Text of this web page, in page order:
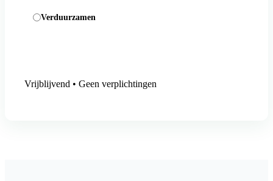
Verduurzamen
Vrijblijvend • Geen verplichtingen